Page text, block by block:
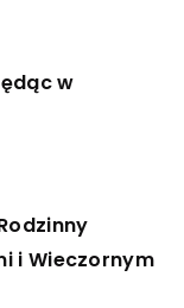
w
i Wieczornym